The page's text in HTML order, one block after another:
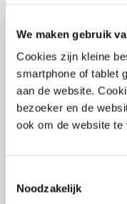
We maken gebruik
Cookies zijn kleine
smartphone of tablet
aan de website.
bezoeker en de
ook om de website te
Noodzakelijk
Welke
20 projecten krijgen
1.746.027,94 euro.
Projectcoördinator
Katholieke Hogeschool